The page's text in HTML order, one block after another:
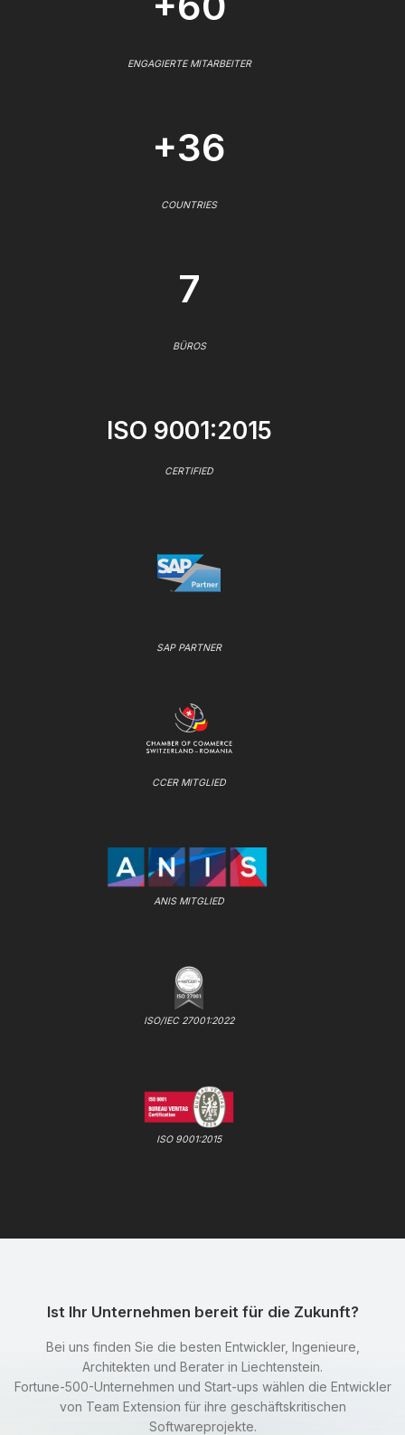
ENGAGIERTE MITARBEITER
+36
COUNTRIES
7
BÜROS
ISO 9001:2015
CERTIFIED
SAP PARTNER
CCER MITGLIED
ANIS MITGLIED
ISO/IEC 27001:2022
ISO 9001:2015
Ist Ihr Unternehmen bereit für die Zukunft?
Bei uns finden Sie die besten Entwickler, Ingenieure,
Architekten und Berater in Liechtenstein.
Fortune-500-Unternehmen und Start-ups wählen die Entwickler
von Team Extension für ihre geschäftskritischen
Softwareprojekte.